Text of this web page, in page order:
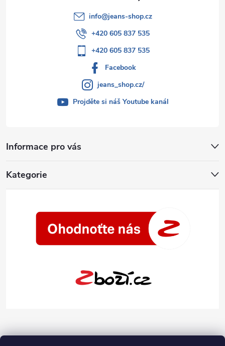
Informace pro vás
Kategorie
info@jeans-shop.cz
+420 605 837 535
+420 605 837 535
Facebook
jeans_shop.cz/
Projděte si náš Youtube kanál